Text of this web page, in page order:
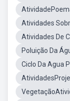
Atividades
Atividades De
Poluição Da
Ciclo Da Agua